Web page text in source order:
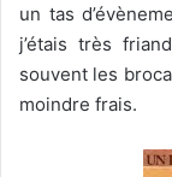
un tas
j’étais très
souvent les
moindre frais.